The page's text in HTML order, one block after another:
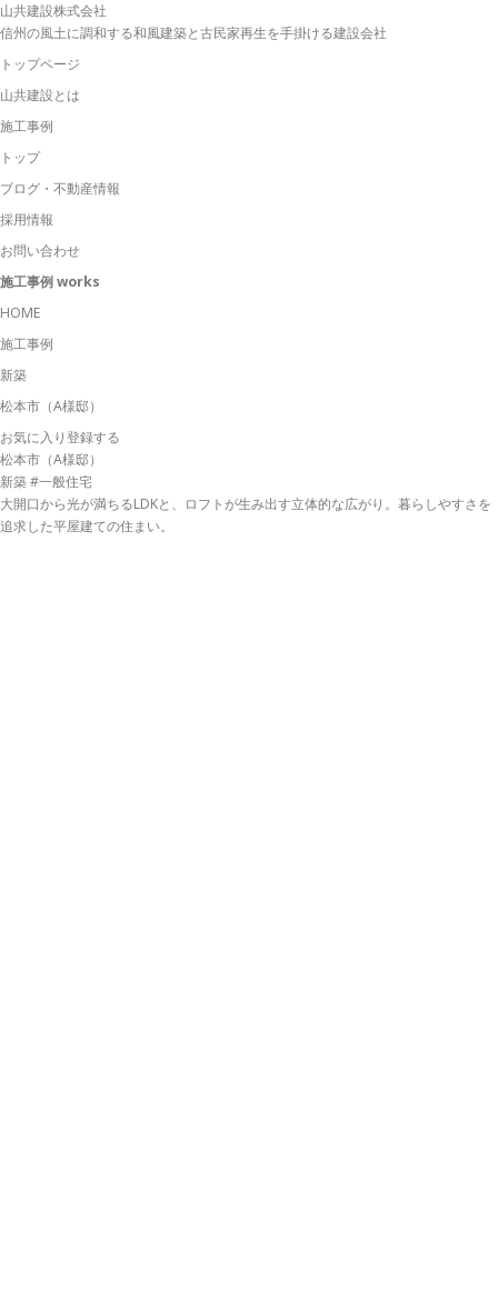
山共建設株式会社
信州の風土に調和する和風建築と古民家再生を手掛ける建設会社
トップページ
山共建設とは
施工事例
トップ
ブログ ・不動産情報
採用情報
お問い合わせ
施工事例works
HOME
施工事例
新築
松本市（A様邸）
お気に入り登録する
松本市（A様邸）
新築#一般住宅
大開口から光が満ちるLDKと、ロフトが生み出す立体的な広がり。暮らしやすさを
追求した平屋建ての住まい。